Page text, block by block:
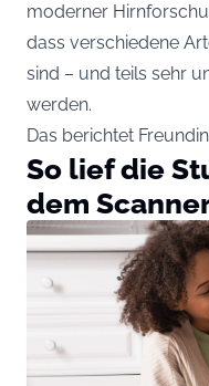
moderner
dass verschiedene
sind – und teils sehr
werden.
Das berichtet Freundin
So lief die
dem